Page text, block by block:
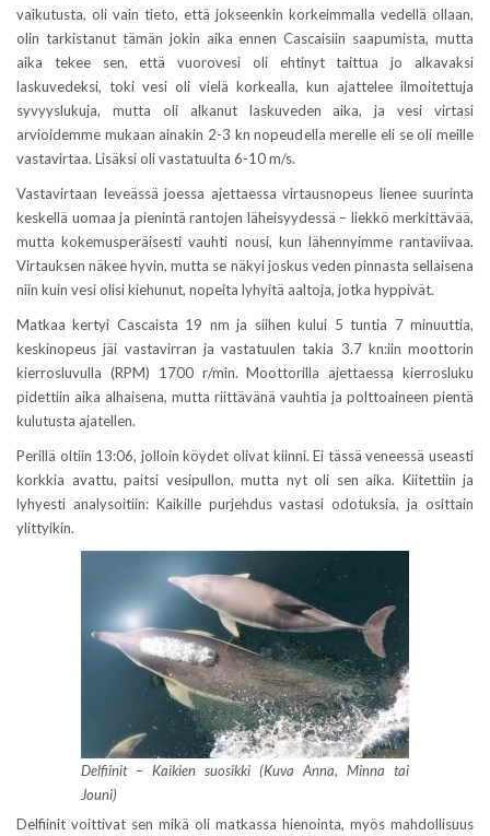
vaikutusta, oli vain tieto, että jokseenkin korkeimmalla vedellä ollaan,
olin tarkistanut tämän jokin aika ennen Cascaisiin saapumista, mutta
aika tekee sen, että vuorovesi oli ehtinyt taittua jo alkavaksi
laskuvedeksi, toki vesi oli vielä korkealla, kun ajattelee ilmoitettuja
syvyyslukuja, mutta oli alkanut laskuveden aika, ja vesi virtasi
arvioidemme mukaan ainakin 2-3 kn nopeudella merelle eli se oli meille
vastavirtaa. Lisäksi oli vastatuulta 6-10 m/s.
Vastavirtaan leveässä joessa ajettaessa virtausnopeus lienee suurinta
keskellä uomaa ja pienintä rantojen läheisyydessä – liekkö merkittävää,
mutta kokemusperäisesti vauhti nousi, kun lähennyimme rantaviivaa.
Virtauksen näkee hyvin, mutta se näkyi joskus veden pinnasta sellaisena
niin kuin vesi olisi kiehunut, nopeita lyhyitä aaltoja, jotka hyppivät.
Matkaa kertyi Cascaista 19 nm ja siihen kului 5 tuntia 7 minuuttia,
keskinopeus jäi vastavirran ja vastatuulen takia 3.7 kn:iin moottorin
kierrosluvulla (RPM) 1700 r/min. Moottorilla ajettaessa kierrosluku
pidettiin aika alhaisena, mutta riittävänä vauhtia ja polttoaineen pientä
kulutusta ajatellen.
Perillä oltiin 13:06, jolloin köydet olivat kiinni. Ei tässä veneessä useasti
korkkia avattu, paitsi vesipullon, mutta nyt oli sen aika. Kiitettiin ja
lyhyesti analysoitiin: Kaikille purjehdus vastasi odotuksia, ja osittain
ylittyikin.
Delfiinit – Kaikien suosikki (Kuva Anna, Minna tai
Jouni)
Delfiinit voittivat sen mikä oli matkassa hienointa, myös mahdollisuus